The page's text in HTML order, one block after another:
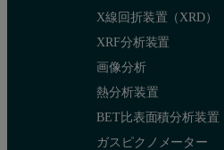
X線回折装置（XRD）
XRF分析装置
画像分析
熱分析装置
BET比表面積分析装置
ガスピクノメーター